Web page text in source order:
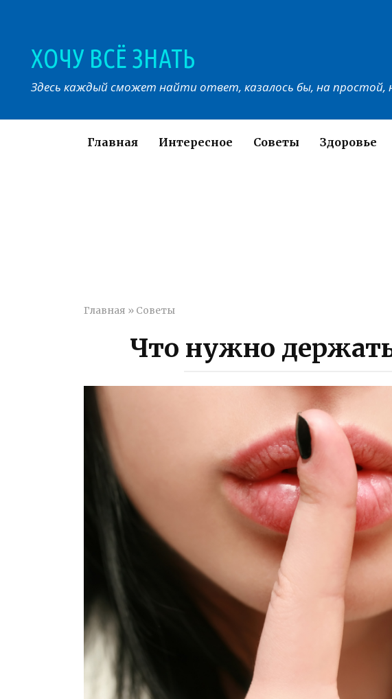
ХОЧУ ВСЁ ЗНАТЬ
Здесь каждый сможет найти ответ, казалось бы, на простой,
Главная Интересное Советы Здоровье
Главная » Советы
Что нужно держать